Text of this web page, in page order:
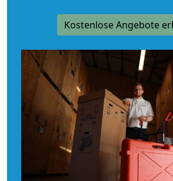
Kostenlose Angebote